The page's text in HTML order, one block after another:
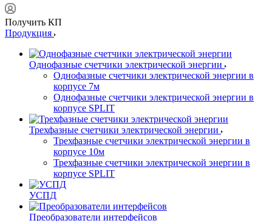
Получить КП
Продукция
Однофазные счетчики электрической энергии
Однофазные счетчики электрической энергии в
корпусе 7м
Однофазные счетчики электрической энергии в
корпусе SPLIT
Трехфазные счетчики электрической энергии
Трехфазные счетчики электрической энергии в
корпусе 10м
Трехфазные счетчики электрической энергии в
корпусе SPLIT
УСПД
Преобразователи интерфейсов